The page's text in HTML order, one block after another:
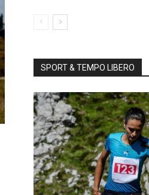
SPORT & TEMPO LIBERO